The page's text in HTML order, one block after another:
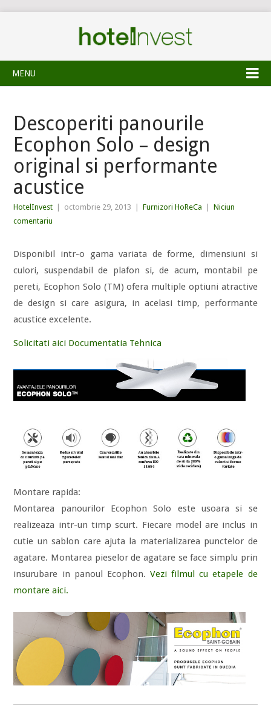
MENU
Descoperiti panourile
Ecophon Solo – design
original si performante
acustice
HotelInvest octombrie 29, 2013 Furnizori HoReCa
Niciun
comentariu
Disponibil intr-o gama variata de forme, dimensiuni si
culori, suspendabil de plafon si, de acum, montabil pe
pereti, Ecophon Solo (TM) ofera multiple optiuni atractive
de design si care asigura, in acelasi timp, performante
acustice excelente.
Solicitati aici Documentatia Tehnica
Montare rapida:
Montarea panourilor Ecophon Solo este usoara si se
realizeaza intr-un timp scurt. Fiecare model are inclus in
cutie un sablon care ajuta la materializarea punctelor de
agatare. Montarea pieselor de agatare se face simplu prin
insurubare in panoul Ecophon. Vezi filmul cu etapele de
montare aici.